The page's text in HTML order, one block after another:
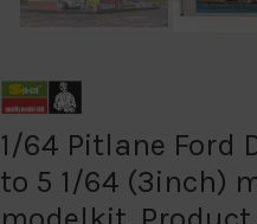
1/64 Pitlane Ford
to 5 1/64 (3inch)